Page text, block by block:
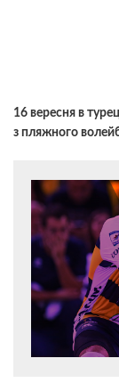
16 вересня в
з пляжного